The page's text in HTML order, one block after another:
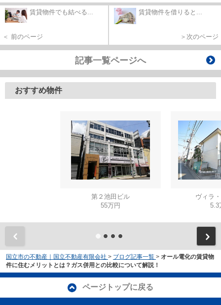
賃貸物件でも結べる...
＜ 前のページ
賃貸物件を借りると...
＞次のページ
記事一覧ページへ
おすすめ物件
第２池田ビル
55万円
ヴィラ
5.3
国立市の不動産｜国立不動産有限会社 > ブログ記事一覧 > オール電化の賃貸物
件に住むメリットとは？ガス併用との比較について解説！
ページトップに戻る